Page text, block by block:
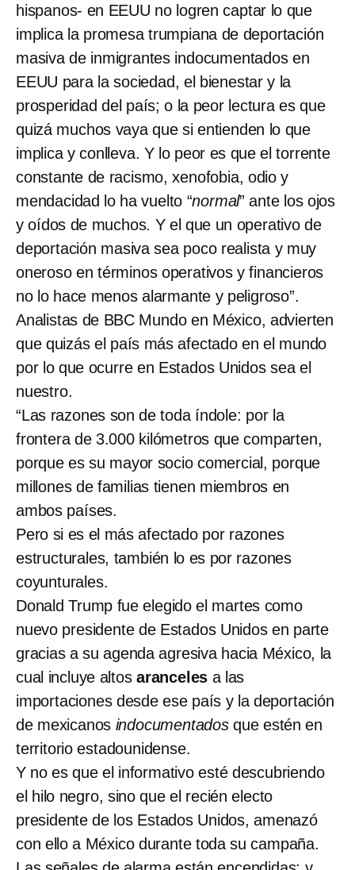
hispanos- en EEUU no logren captar lo que
implica la promesa trumpiana de deportación
masiva de inmigrantes indocumentados en
EEUU para la sociedad, el bienestar y la
prosperidad del país; o la peor lectura es que
quizá muchos vaya que si entienden lo que
implica y conlleva. Y lo peor es que el torrente
constante de racismo, xenofobia, odio y
mendacidad lo ha vuelto “normal” ante los ojos
y oídos de muchos. Y el que un operativo de
deportación masiva sea poco realista y muy
oneroso en términos operativos y financieros
no lo hace menos alarmante y peligroso”.
Analistas de BBC Mundo en México, advierten
que quizás el país más afectado en el mundo
por lo que ocurre en Estados Unidos sea el
nuestro.
“Las razones son de toda índole: por la
frontera de 3.000 kilómetros que comparten,
porque es su mayor socio comercial, porque
millones de familias tienen miembros en
ambos países.
Pero si es el más afectado por razones
estructurales, también lo es por razones
coyunturales.
Donald Trump fue elegido el martes como
nuevo presidente de Estados Unidos en parte
gracias a su agenda agresiva hacia México, la
cual incluye altosaranceles a las
importaciones desde ese país y la deportación
de mexicanos indocumentadosque estén en
territorio estadounidense.
Y no es que el informativo esté descubriendo
el hilo negro, sino que el recién electo
presidente de los Estados Unidos, amenazó
con ello a México durante toda su campaña.